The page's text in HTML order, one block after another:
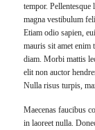
tempor.
magna vestibulum
Etiam odio sapien,
mauris sit amet
diam. Morbi mattis
elit non auctor
Nulla risus turpis,
Maecenas faucibus
in laoreet nulla.